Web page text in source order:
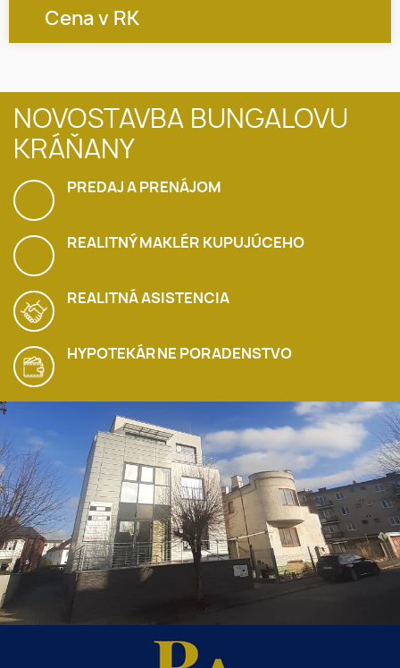
Cena v RK
NOVOSTAVBA BUNGALOVU
KRÁŇANY
PREDAJ A PRENÁJOM
REALITNÝ MAKLÉR KUPUJÚCEHO
REALITNÁ ASISTENCIA
HYPOTEKÁRNE PORADENSTVO